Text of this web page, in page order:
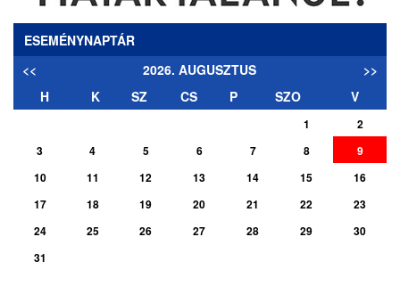
ESEMÉNYNAPTÁR
<<
2026. AUGUSZTUS
>>
H
K SZ CS P SZO V
1
2
3
4 5 6 7 8
9
10
11 12 13 14 15
16
17
18 19 20 21 22
23
24
25 26 27 28 29
30
31